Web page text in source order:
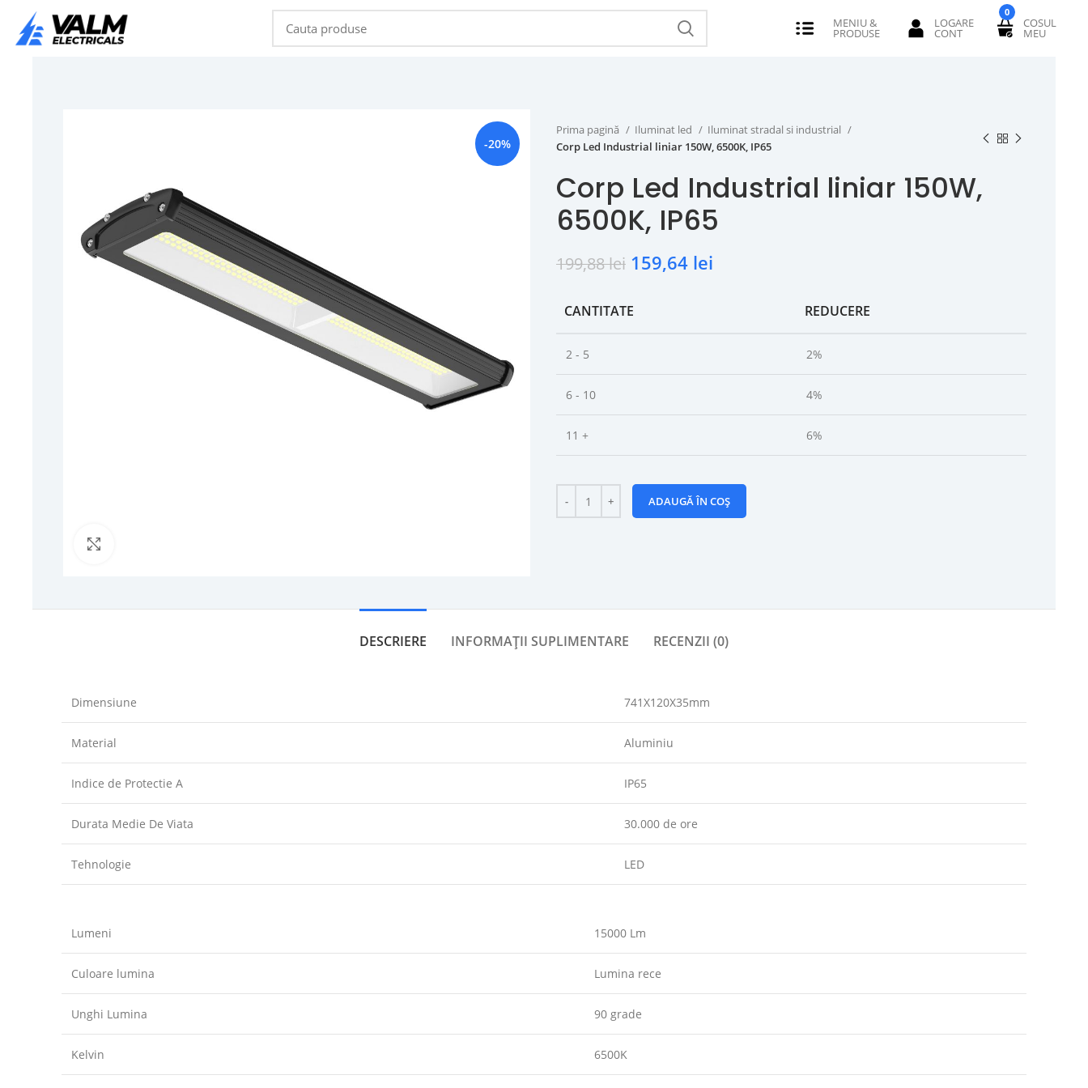
0
-20%
Prima pagină Iluminat led
Iluminat stradal si industrial
Corp Led Industrial liniar 150W, 6500K, IP65
Corp Led Industrial liniar 150W,
6500K, IP65
199,88lei 159,64 lei
CANTITATE REDUCERE
2 - 5 2%
6 - 10 4%
11 + 6%
ADAUGĂ ÎN COȘ
DESCRIERE INFORMAȚII SUPLIMENTARE RECENZII (0)
Dimensiune 741X120X35mm
Material Aluminiu
Indice de Protectie A IP65
Durata Medie De Viata 30.000 de ore
Tehnologie LED
Lumeni 15000 Lm
Culoare lumina Lumina rece
Unghi Lumina 90 grade
Kelvin 6500K